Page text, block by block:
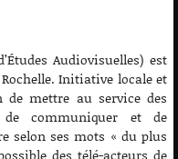
Audiovisuelles) est
Initiative locale et
de mettre au service des
communiquer et de
selon ses mots « du plus
des télé-acteurs de